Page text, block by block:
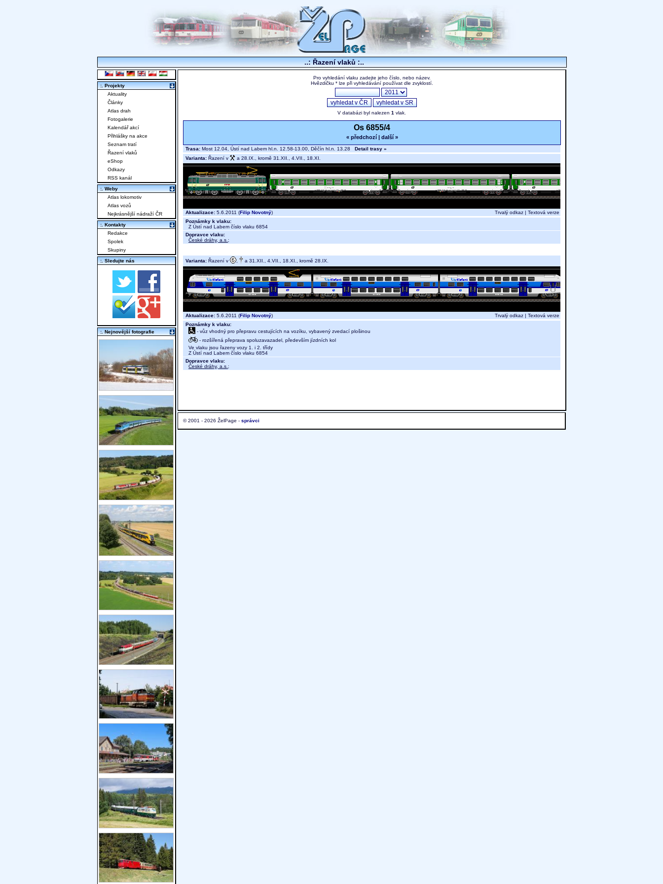
..: Řazení vlaků :..
Pro vyhledání vlaku zadejte jeho číslo, nebo název.
Hvězdičku * lze při vyhledávání používat dle zvyklostí.
V databázi byl nalezen 1 vlak.
Os 6855/4
« předchozí| další »
Trasa: Most 12.04, Ústí nad Labem hl.n. 12.58-13.00, Děčín hl.n. 13.28 Detail trasy »
Varianta: Řazení v a 28.IX., kromě 31.XII., 4.VII., 18.XI.
Aktualizace: 5.6.2011 (Filip Novotný) Trvalý odkaz | Textová verze
Poznámky k vlaku:
Z Ústí nad Labem číslo vlaku 6854
Dopravce vlaku:
České dráhy, a.s. ;
Varianta: Řazení v a 31.XII., 4.VII., 18.XI., kromě 28.IX.
Aktualizace: 5.6.2011 (Filip Novotný) Trvalý odkaz | Textová verze
Poznámky k vlaku:
- vůz vhodný pro přepravu cestujících na vozíku, vybavený zvedací plošinou
- rozšířená přeprava spoluzavazadel, především jízdních kol
Ve vlaku jsou řazeny vozy 1. i 2. třídy
Z Ústí nad Labem číslo vlaku 6854
Dopravce vlaku:
České dráhy, a.s. ;
© 2001 - 2026 ŽelPage - správci
:. Projekty
Aktuality
Články
Atlas drah
Fotogalerie
Kalendář akcí
Přihlášky na akce
Seznam tratí
Řazení vlaků
eShop
Odkazy
RSS kanál
:. Weby
Atlas lokomotiv
Atlas vozů
Nejkrásnější nádraží ČR
:. Kontakty
Redakce
Spolek
Skupiny
:. Sledujte nás
:. Nejnovější fotografie